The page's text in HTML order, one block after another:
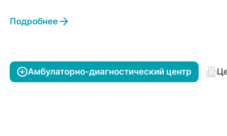
Подробнее
Амбулаторно-диагностический центр